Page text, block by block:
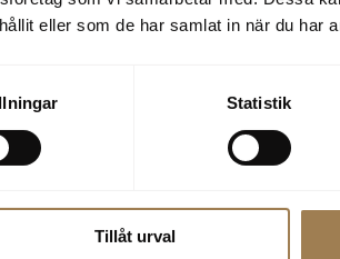
eller som de har samlat in när du har
Statistik
Tillåt urval
och kan enkelt följa alla kontohändelser
på Tanka och Tvätta.
Frågor? Kontakta oss!